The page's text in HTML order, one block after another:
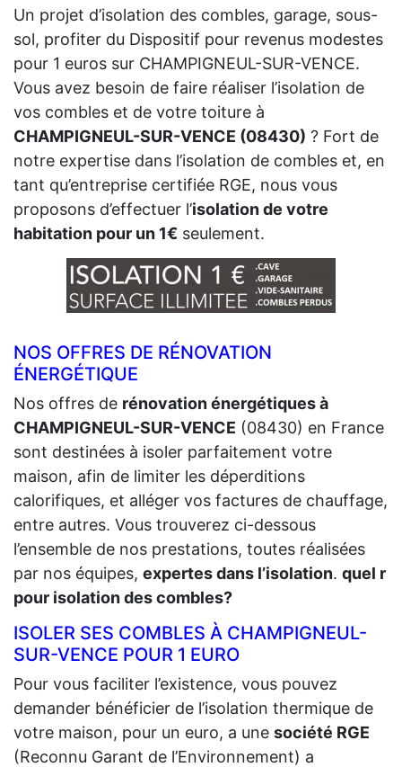
Un projet d’isolation des combles, garage, sous-
sol, profiter du Dispositif pour revenus modestes
pour 1 euros sur CHAMPIGNEUL-SUR-VENCE.
Vous avez besoin de faire réaliser l’isolation de
vos combles et de votre toiture à
CHAMPIGNEUL-SUR-VENCE (08430) ? Fort de
notre expertise dans l’isolation de combles et, en
tant qu’entreprise certifiée RGE, nous vous
proposons d’effectuer l’isolation de votre
habitation pour un 1€ seulement.
NOS OFFRES DE RÉNOVATION
ÉNERGÉTIQUE
Nos offres de rénovation énergétiques à
CHAMPIGNEUL-SUR-VENCE (08430) en France
sont destinées à isoler parfaitement votre
maison, afin de limiter les déperditions
calorifiques, et alléger vos factures de chauffage,
entre autres. Vous trouverez ci-dessous
l’ensemble de nos prestations, toutes réalisées
par nos équipes, expertes dans l’isolation. quel r
pour isolation des combles?
ISOLER SES COMBLES À CHAMPIGNEUL-
SUR-VENCE POUR 1 EURO
Pour vous faciliter l’existence, vous pouvez
demander bénéficier de l’isolation thermique de
votre maison, pour un euro, a une société RGE
(Reconnu Garant de l’Environnement) a